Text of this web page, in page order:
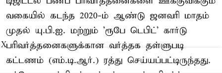
வகையில் கடந்த 2020-ம் ஆண்டு ஜனவரி மாதம்
முதல் யு.பி.ஐ. மற்றும் 'ரூபே டெபிட்' கார்டு
பரிவர்த்தனைகளுக்கான வர்த்தக தள்ளுபடி
கட்டணம் (எம்.டி.ஆர்.) ரத்து செய்யப்பட்டிருந்தது.
X